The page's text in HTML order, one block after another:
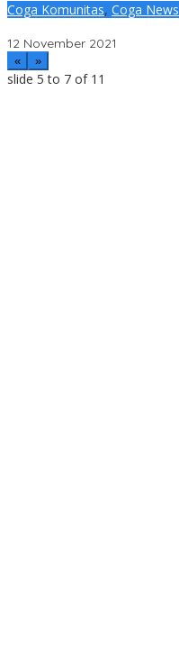
Coga Komunitas, Coga News
12 November 2021
« »
slide 5 to 7 of 11